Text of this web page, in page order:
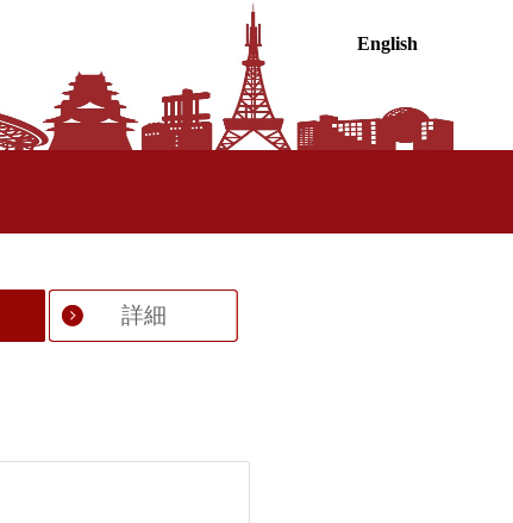
English
詳細